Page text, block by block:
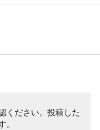
ください。投稿した
。